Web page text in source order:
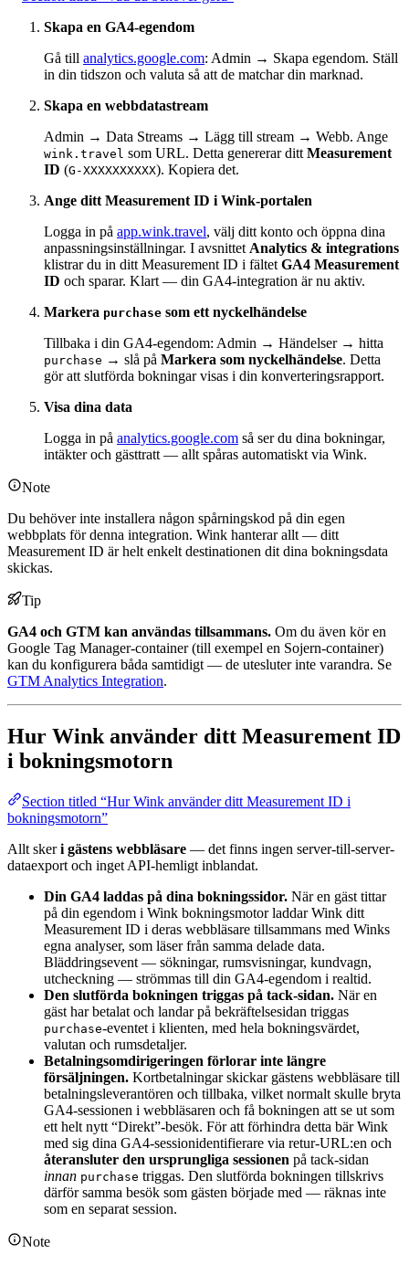
Skapa en GA4-egendom
Gå till analytics.google.com: Admin → Skapa egendom. Ställ
in din tidszon och valuta så att de matchar din marknad.
Skapa en webbdatastream
Admin → Data Streams → Lägg till stream → Webb. Ange
wink.travel som URL. Detta genererar ditt Measurement
ID (G-XXXXXXXXXX). Kopiera det.
Ange ditt Measurement ID i Wink-portalen
Logga in på app.wink.travel, välj ditt konto och öppna dina
anpassningsinställningar. I avsnittet Analytics & integrations
klistrar du in ditt Measurement ID i fältet GA4 Measurement
ID och sparar. Klart — din GA4-integration är nu aktiv.
Markera purchase som ett nyckelhändelse
Tillbaka i din GA4-egendom: Admin → Händelser → hitta
purchase → slå på Markera som nyckelhändelse. Detta
gör att slutförda bokningar visas i din konverteringsrapport.
Visa dina data
Logga in på analytics.google.com så ser du dina bokningar,
intäkter och gästtratt — allt spåras automatiskt via Wink.
Note
Du behöver inte installera någon spårningskod på din egen
webbplats för denna integration. Wink hanterar allt — ditt
Measurement ID är helt enkelt destinationen dit dina bokningsdata
skickas.
Tip
GA4 och GTM kan användas tillsammans. Om du även kör en
Google Tag Manager-container (till exempel en Sojern-container)
kan du konfigurera båda samtidigt — de utesluter inte varandra. Se
GTM Analytics Integration.
Hur Wink använder ditt Measurement ID
i bokningsmotorn
Section titled “Hur Wink använder ditt Measurement ID i
bokningsmotorn”
Allt skeri gästens webbläsare — det finns ingen server-till-server-
dataexport och inget API-hemligt inblandat.
Din GA4 laddas på dina bokningssidor. När en gäst tittar
på din egendom i Wink bokningsmotor laddar Wink ditt
Measurement ID i deras webbläsare tillsammans med Winks
egna analyser, som läser från samma delade data.
Bläddringsevent — sökningar, rumsvisningar, kundvagn,
utcheckning — strömmas till din GA4-egendom i realtid.
Den slutförda bokningen triggas på tack-sidan. När en
gäst har betalat och landar på bekräftelsesidan triggas
purchase-eventet i klienten, med hela bokningsvärdet,
valutan och rumsdetaljer.
Betalningsomdirigeringen förlorar inte längre
försäljningen. Kortbetalningar skickar gästens webbläsare till
betalningsleverantören och tillbaka, vilket normalt skulle bryta
GA4-sessionen i webbläsaren och få bokningen att se ut som
ett helt nytt “Direkt”-besök. För att förhindra detta bär Wink
med sig dina GA4-sessionidentifierare via retur-URL:en och
återansluter den ursprungliga sessionen på tack-sidan
innan purchase triggas. Den slutförda bokningen tillskrivs
därför samma besök som gästen började med — räknas inte
som en separat session.
Note